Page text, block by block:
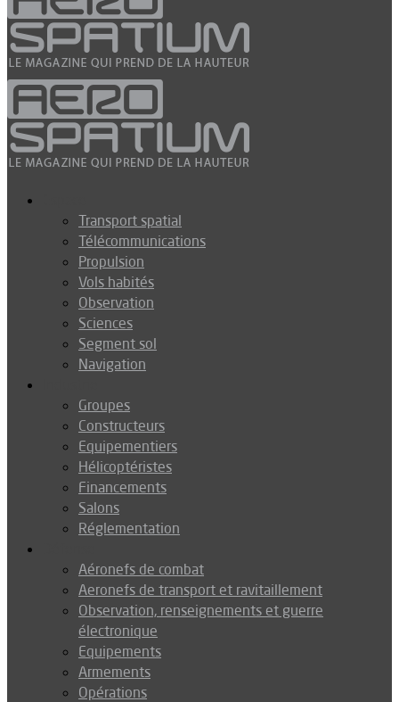
Transport spatial
Télécommunications
Propulsion
Vols habités
Observation
Sciences
Segment sol
Navigation
Groupes
Constructeurs
Equipementiers
Hélicoptéristes
Financements
Salons
Réglementation
Aéronefs de combat
Aeronefs de transport et ravitaillement
Observation, renseignements et guerre
électronique
Equipements
Armements
Opérations